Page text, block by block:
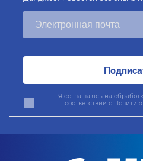
Я соглашаюсь на
соответствии с